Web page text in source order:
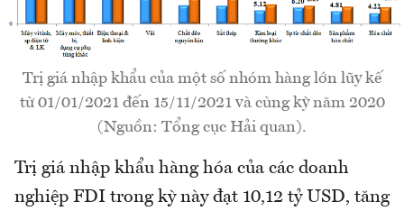
Trị giá nhập khẩu của một số nhóm hàng lớn lũy kế
từ 01/01/2021 đến 15/11/2021 và cùng kỳ năm 2020
(Nguồn: Tổng cục Hải quan).
Trị giá nhập khẩu hàng hóa của các doanh
nghiệp FDI trong kỳ này đạt 10,12 tỷ USD, tăng